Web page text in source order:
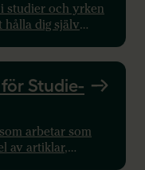
studier och yrken
hålla dig själv
Studie-
arbetar som
av artiklar,